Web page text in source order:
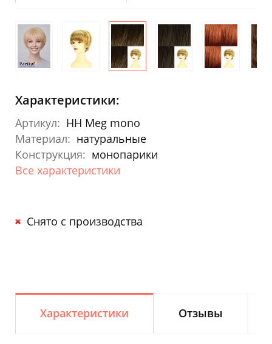
Характеристики:
Артикул: HH Meg mono
Материал: натуральные
Конструкция: монопарики
Все характеристики
Снято с производства
Характеристики Отзывы